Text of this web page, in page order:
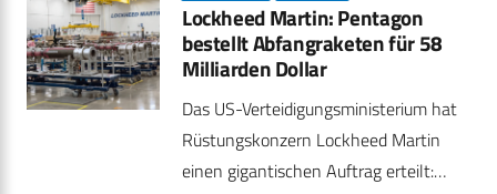
Lockheed Martin: Pentagon
bestellt Abfangraketen für 58
Milliarden Dollar
Das US-Verteidigungsministerium hat
Rüstungskonzern Lockheed Martin
einen gigantischen Auftrag erteilt:…